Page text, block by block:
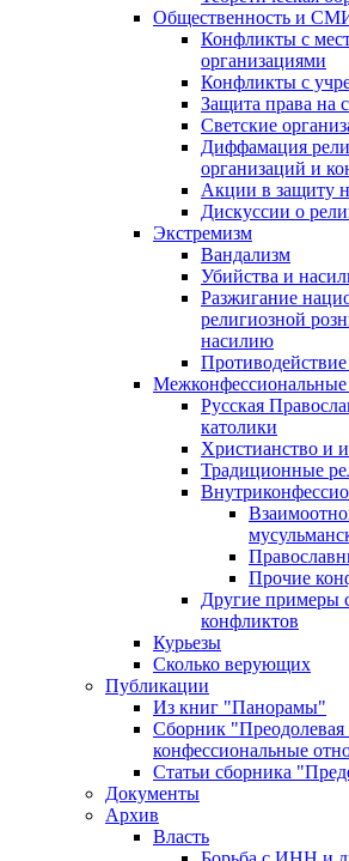
Общественность и
Конфликты с
организациями
Конфликты с
Защита права на
Светские
Диффамация
организаций и
Акции в защиту
Дискуссии о
Экстремизм
Вандализм
Убийства и
Разжигание
религиозной
насилию
Русская
католики
Христианство и
Традиционные
Прочие
Другие примеры
конфликтов
Курьезы
Сколько верующих
Публикации
Из книг "Панорамы"
Сборник "Преодолевая
конфессиональные
Статьи сборника
Документы
Архив
Власть